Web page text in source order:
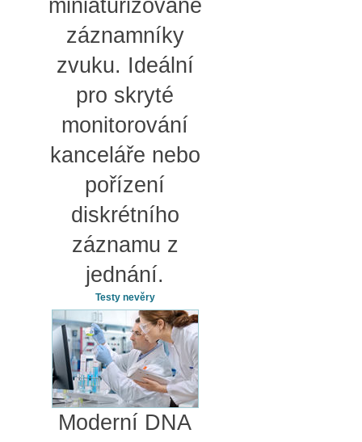
miniaturizované
záznamníky
zvuku. Ideální
pro skryté
monitorování
kanceláře nebo
pořízení
diskrétního
záznamu z
jednání.
Testy nevěry
Moderní DNA